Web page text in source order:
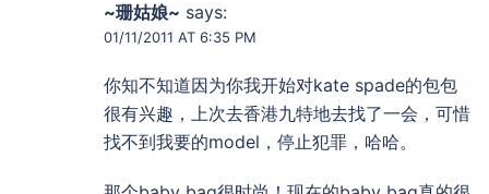
~珊姑娘~ says:
01/11/2011 AT 6:35 PM
你知不知道因为你我开始对kate spade的包包
很有兴趣，上次去香港九特地去找了一会，可惜
找不到我要的model，停止犯罪，哈哈。